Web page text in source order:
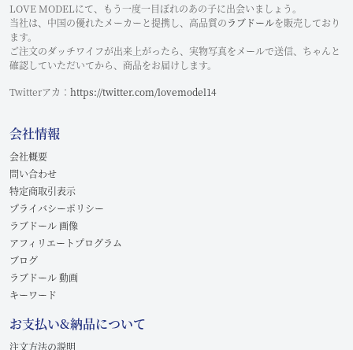
LOVE MODELにて、もう一度一目ぼれのあの子に出会いましょう。
当社は、中国の優れたメーカーと提携し、高品質のラブドールを販売しており
ます。
ご注文のダッチワイフが出来上がったら、実物写真をメールで送信、ちゃんと
確認していただいてから、商品をお届けします。
Twitterアカ： https://twitter.com/lovemodel14
会社情報
会社概要
問い合わせ
特定商取引表示
プライバシーポリシー
ラブドール 画像
アフィリエートプログラム
ブログ
ラブドール 動画
キーワード
お支払い&納品について
注文方法の説明